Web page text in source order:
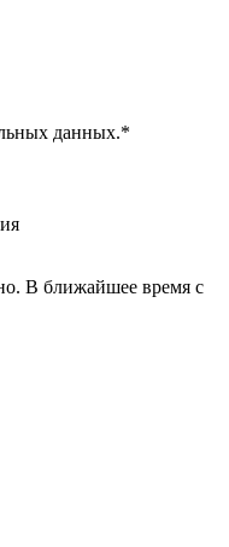
данных.*
В ближайшее время с